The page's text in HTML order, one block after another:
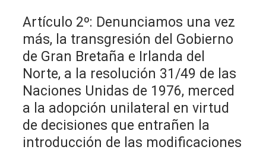
Artículo 2º: Denunciamos una vez
más, la transgresión del Gobierno
de Gran Bretaña e Irlanda del
Norte, a la resolución 31/49 de las
Naciones Unidas de 1976, merced
a la adopción unilateral en virtud
de decisiones que entrañen la
introducción de las modificaciones